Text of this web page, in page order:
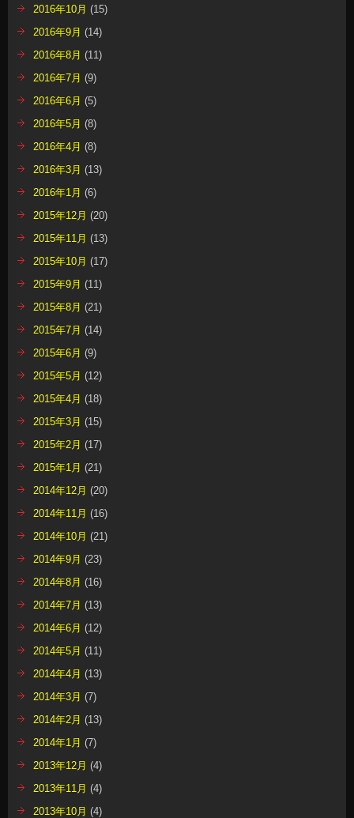
2016年10月 (15)
2016年9月 (14)
2016年8月 (11)
2016年7月 (9)
2016年6月 (5)
2016年5月 (8)
2016年4月 (8)
2016年3月 (13)
2016年1月 (6)
2015年12月 (20)
2015年11月 (13)
2015年10月 (17)
2015年9月 (11)
2015年8月 (21)
2015年7月 (14)
2015年6月 (9)
2015年5月 (12)
2015年4月 (18)
2015年3月 (15)
2015年2月 (17)
2015年1月 (21)
2014年12月 (20)
2014年11月 (16)
2014年10月 (21)
2014年9月 (23)
2014年8月 (16)
2014年7月 (13)
2014年6月 (12)
2014年5月 (11)
2014年4月 (13)
2014年3月 (7)
2014年2月 (13)
2014年1月 (7)
2013年12月 (4)
2013年11月 (4)
2013年10月 (4)